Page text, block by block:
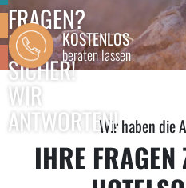
FRAGEN?
NA
SICHER!
WIR
ANTWORTEN!
KOSTENLOS
beraten lassen
Wir haben die
IHRE